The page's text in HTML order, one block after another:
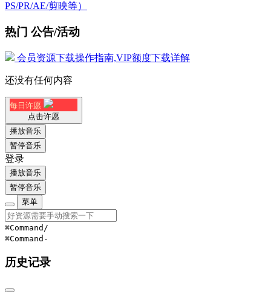
PS/PR/AE/剪映等）
热门 公告/活动
会员资源下载操作指南,VIP额度下载详解
还没有任何内容
每日许愿
点击许愿
播放音乐
暂停音乐
登录
播放音乐
暂停音乐
菜单
⌘Command /
⌘Command -
历史记录